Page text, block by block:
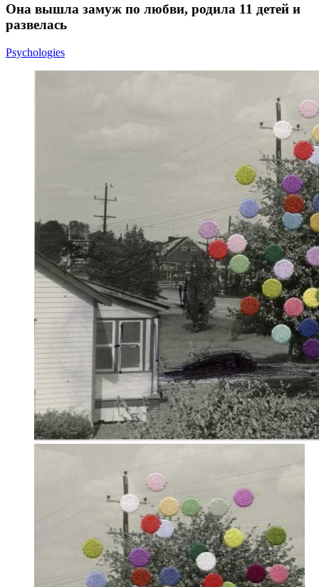
Она вышла замуж по любви, родила 11 детей и
развелась
Psychologies